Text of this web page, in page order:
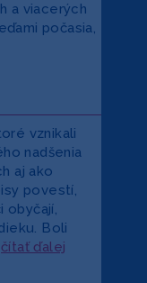
a viacerých
počasia,
vznikali
nadšenia
aj ako
povestí,
obyčají,
Boli
čítať ďalej